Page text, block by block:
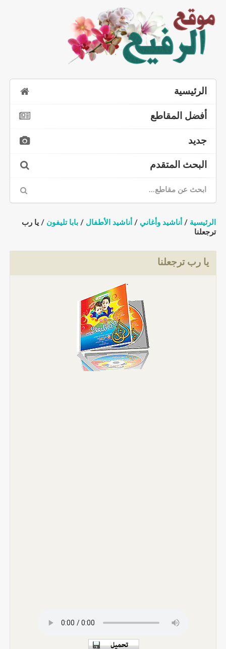
الرئيسية
أفضل المقاطع
جديد
البحث المتقدم
الرئيسية / أناشيد وأغاني / أناشيد الأطفال / بابا تليفون / يا رب
ترجعلنا
يا رب ترجعلنا